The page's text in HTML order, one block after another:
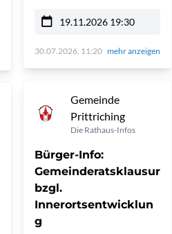
19.11.2026 19:30
30.07.2026, 11:20 mehr anzeigen
Gemeinde
Prittriching
Die Rathaus-Infos
Bürger-Info:
Gemeinderatsklausur
bzgl.
Innerortsentwicklun
g